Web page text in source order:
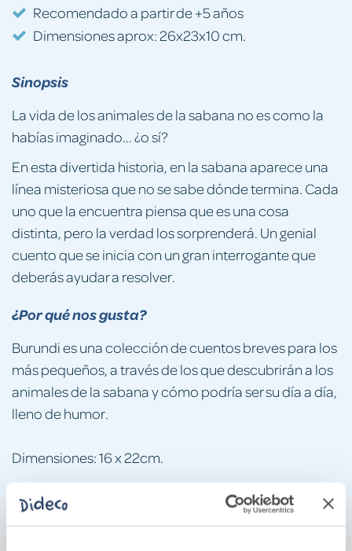
Sinopsis
La vida de los animales de la sabana no es como la
habías imaginado... ¿o sí?
En esta divertida historia, en la sabana aparece una
línea misteriosa que no se sabe dónde termina. Cada
uno que la encuentra piensa que es una cosa
distinta, pero la verdad los sorprenderá. Un genial
cuento que se inicia con un gran interrogante que
deberás ayudar a resolver.
¿Por qué nos gusta?
Burundi es una colección de cuentos breves para los
más pequeños, a través de los que descubrirán a los
animales de la sabana y cómo podría ser su día a día,
lleno de humor.
Dimensiones: 16 x 22cm.
Formato cartoné, 10 páginas.
Recomendado a partir de +5 años
Dimensiones aprox: 26x23x10 cm.